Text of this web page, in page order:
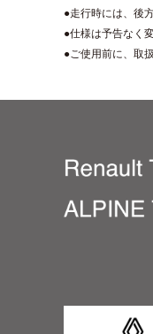
●走行時には、後
●仕様は予告なく
●ご使用前に、取